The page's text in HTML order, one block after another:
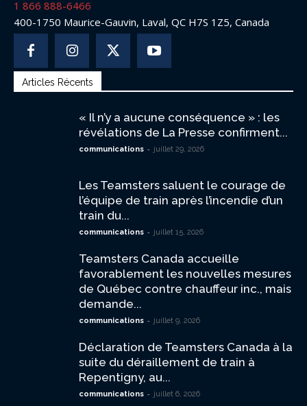
1 866 888-6466
400-1750 Maurice-Gauvin, Laval, QC H7S 1Z5, Canada
Articles Récents
« Il n’y a aucune conséquence » : les
révélations de La Presse confirment...
communications - juillet 29, 2026
Les Teamsters saluent le courage de
l’équipe de train après l’incendie d’un
train du...
communications - juillet 15, 2026
Teamsters Canada accueille
favorablement les nouvelles mesures
de Québec contre chauffeur inc., mais
demande...
communications - juillet 9, 2026
Déclaration de Teamsters Canada à la
suite du déraillement de train à
Repentigny, au...
communications - juillet 6, 2026